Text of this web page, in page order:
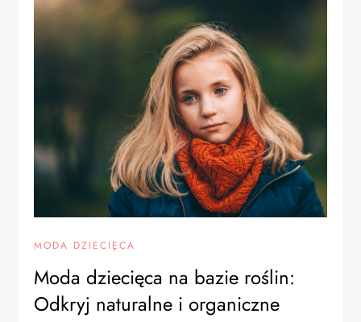
MODA DZIECIĘCA
Moda dziecięca na bazie roślin:
Odkryj naturalne i organiczne